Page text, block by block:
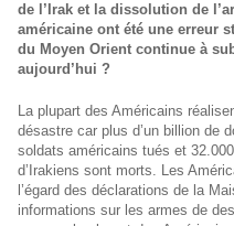
de l’Irak et la dissolution de
américaine ont été une erreur
du Moyen Orient continue à
aujourd’hui ?
La plupart des Américains
désastre car plus d’un billion de
soldats américains tués et
d’Irakiens sont morts. Les
l’égard des déclarations de la
informations sur les armes de